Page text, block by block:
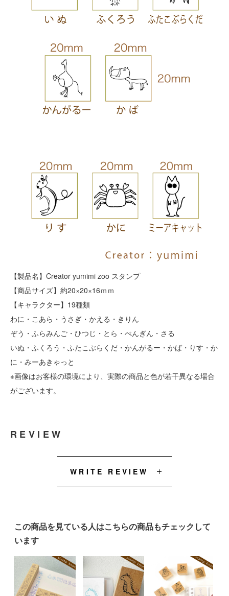
【製品名】Creator yumimi zoo スタンプ
【商品サイズ】約20×20×16ｍｍ
【キャラクター】19種類
わに・こあら・うさぎ・かえる・きりん
ぞう・ふらみんご・ひつじ・とら・ぺんぎん・さる
いぬ・ふくろう・ふたこぶらくだ・かんがるー・かば・りす・か
に・みーあきゃっと
※画像はお客様の環境により、実際の商品と色が若干異なる場合
がございます。
REVIEW
WRITE REVIEW
この商品を見ている人はこちらの商品もチェックして
います